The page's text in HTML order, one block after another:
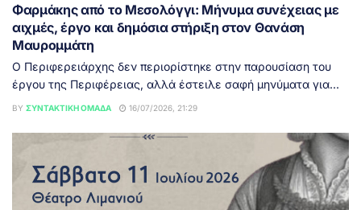
Φαρμάκης από το Μεσολόγγι: Μήνυμα συνέχειας με
αιχμές, έργο και δημόσια στήριξη στον Θανάση
Μαυρομμάτη
Ο Περιφερειάρχης δεν περιορίστηκε στην παρουσίαση του
έργου της Περιφέρειας, αλλά έστειλε σαφή μηνύματα για...
BY ΣΥΝΤΑΚΤΙΚΉ ΟΜΆΔΑ 16/07/2026, 21:29